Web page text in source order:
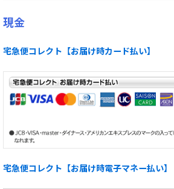
現金
宅急便コレクト【お届け時カード払い】
宅急便コレクト【お届け時電子マネー払い】